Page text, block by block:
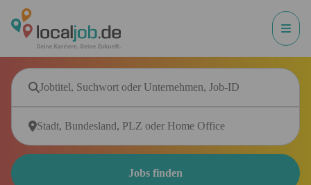
Jobs finden